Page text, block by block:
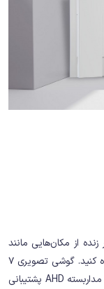
از مکان‌هایی مانند
پارکینگ، انباری و... را بدون نیاز به ذخیره‌سازی مشاهده کنید. گوشی تصویری 7
اینچ وای فای BAM-7040-WIFI از اتصال به 2 دوربین مداربسته AHD پشتیبانی